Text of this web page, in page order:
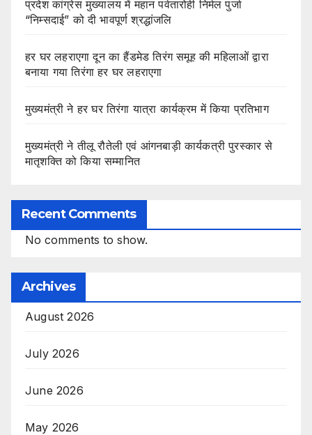
प्रदेश कांग्रेस मुख्यालय में महान पर्वतारोही निर्मल पुर्जा
“निम्सदाई” को दी भावपूर्ण श्रद्धांजलि
हर घर लहराएगा दून का हैंडमेड तिरंग समूह की महिलाओं द्वारा
बनाया गया तिरंगा हर घर लहराएगा
मुख्यमंत्री ने हर घर तिरंगा यात्रा कार्यक्रम में किया प्रतिभाग
मुख्यमंत्री ने तीलू रौतेली एवं आंगनबाड़ी कार्यकत्री पुरस्कार से
मातृशक्ति को किया सम्मानित
Recent Comments
No comments to show.
Archives
August 2026
July 2026
June 2026
May 2026